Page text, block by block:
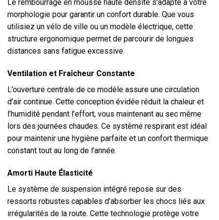
Le rembourrage en mousse haute densité s’adapte à votre
morphologie pour garantir un confort durable. Que vous
utilisiez un vélo de ville ou un modèle électrique, cette
structure ergonomique permet de parcourir de longues
distances sans fatigue excessive.
Ventilation et Fraîcheur Constante
L’ouverture centrale de ce modèle assure une circulation
d’air continue. Cette conception évidée réduit la chaleur et
l’humidité pendant l’effort, vous maintenant au sec même
lors des journées chaudes. Ce système respirant est idéal
pour maintenir une hygiène parfaite et un confort thermique
constant tout au long de l’année.
Amorti Haute Élasticité
Le système de suspension intégré repose sur des
ressorts robustes capables d’absorber les chocs liés aux
irrégularités de la route. Cette technologie protège votre